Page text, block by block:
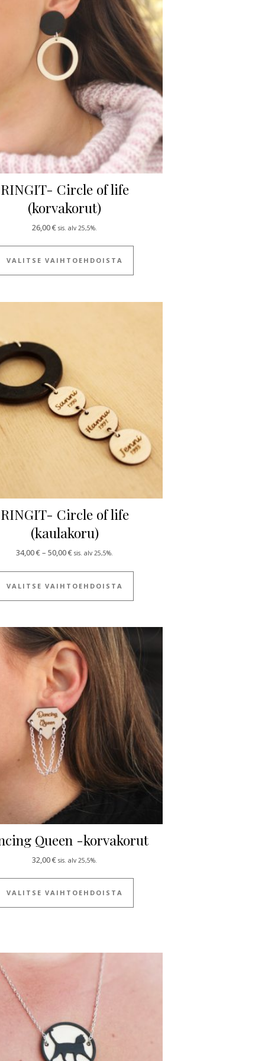
muunnelma. Voit tehdä valinnat tuotteen sivulla.
RINGIT- Circle of life
(korvakorut)
26,00€ sis. alv 25,5%.
VALITSE VAIHTOEHDOISTA
Tällä tuotteella on useampi
muunnelma. Voit tehdä valinnat tuotteen sivulla.
RINGIT- Circle of life
(kaulakoru)
34,00€– 50,00€Hintaluokka: 34,00 € - 50,00 €
sis. alv 25,5%.
VALITSE VAIHTOEHDOISTA
Tällä tuotteella on useampi
muunnelma. Voit tehdä valinnat tuotteen sivulla.
Queen -korvakorut
32,00€ sis. alv 25,5%.
VALITSE VAIHTOEHDOISTA
Tällä tuotteella on useampi